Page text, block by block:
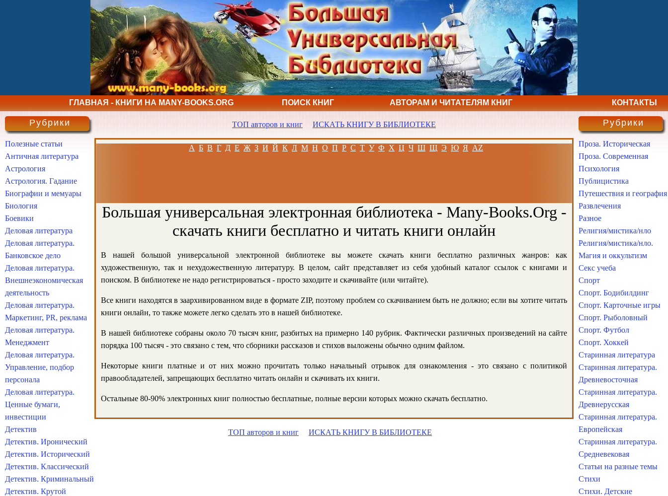
ГЛАВНАЯ - КНИГИ НА MANY-BOOKS.ORG ПОИСК КНИГ АВТОРАМ И ЧИТАТЕЛЯМ КНИГ КОНТАКТЫ
ТОП авторов и книг ИСКАТЬ КНИГУ В БИБЛИОТЕКЕ
А Б В Г Д Е Ж З И Й К Л М Н О П Р С Т У Ф Х Ц Ч Ш Щ Э Ю Я AZ
Большая универсальная электронная библиотека - Many-Books.Org -
скачать книги бесплатно и читать книги онлайн
В нашей большой универсальной электронной библиотеке вы можете скачать книги бесплатно различных жанров: как
художественную, так и нехудожественную литературу. В целом, сайт представляет из себя удобный каталог ссылок с книгами и
поиском. В библиотеке не надо регистрироваться - просто заходите и скачивайте (или читайте).
Все книги находятся в заархивированном виде в формате ZIP, поэтому проблем со скачиванием быть не должно; если вы хотите читать
книги онлайн, то также можете легко сделать это в нашей библиотеке.
В нашей библиотеке собраны около 70 тысяч книг, разбитых на примерно 140 рубрик. Фактически различных произведений на сайте
порядка 100 тысяч - это связано с тем, что сборники рассказов и стихов выложены обычно одним файлом.
Некоторые книги платные и от них можно прочитать только начальный отрывок для ознакомления - это связано с политикой
правообладателей, запрещающих бесплатно читать онлайн и скачивать их книги.
Остальные 80-90% электронных книг полностью бесплатные, полные версии которых можно скачать бесплатно.
ТОП авторов и книг ИСКАТЬ КНИГУ В БИБЛИОТЕКЕ
Рубрики
Полезные статьи
Античная литература
Астрология
Астрология. Гадание
Биографии и мемуары
Биология
Боевики
Деловая литература
Деловая литература.
Банковское дело
Деловая литература.
Внешнеэкономическая
деятельность
Деловая литература.
Маркетинг, PR, реклама
Деловая литература.
Менеджмент
Деловая литература.
Управление, подбор
персонала
Деловая литература.
Ценные бумаги,
инвестиции
Детектив
Детектив. Иронический
Детектив. Исторический
Детектив. Классический
Детектив. Криминальный
Детектив. Крутой
Рубрики
Проза. Историческая
Проза. Современная
Психология
Публицистика
Путешествия и география
Развлечения
Разное
Религия/мистика/нло
Религия/мистика/нло.
Магия и оккультизм
Секс учеба
Спорт
Спорт. Бодибилдинг
Спорт. Карточные игры
Спорт. Рыболовный
Спорт. Футбол
Спорт. Хоккей
Старинная литература
Старинная литература.
Древневосточная
Старинная литература.
Древнерусская
Старинная литература.
Европейская
Старинная литература.
Средневековая
Статьи на разные темы
Стихи
Стихи. Детские